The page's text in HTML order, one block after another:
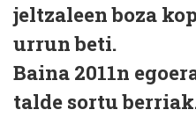
jeltzaleen boza
urrun beti.
Baina 2011n
talde sortu